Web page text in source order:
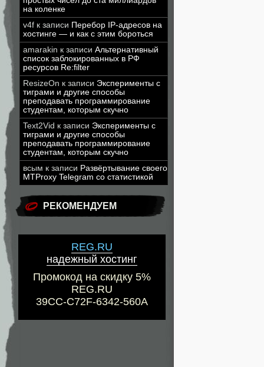
на коленке
v4f к записи Перебор IP-адресов на
хостинге — и как с этим бороться
amarakin к записи Альтернативный
список заблокированных в РФ
ресурсов Re:filter
ResizeOn к записи Эксперименты с
тиграми и другие способы
преподавать программирование
студентам, которым скучно
Text2Vid к записи Эксперименты с
тиграми и другие способы
преподавать программирование
студентам, которым скучно
всым к записи Развёртывание своего
MTProxy Telegram со статистикой
РЕКОМЕНДУЕМ
REG.RU
надежный хостинг
Промокод на скидку 5%
REG.RU
39CC-C72F-6342-560A